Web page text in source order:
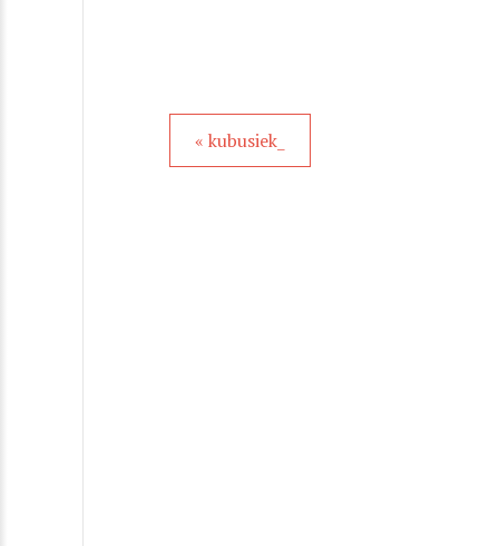
« kubusiek_